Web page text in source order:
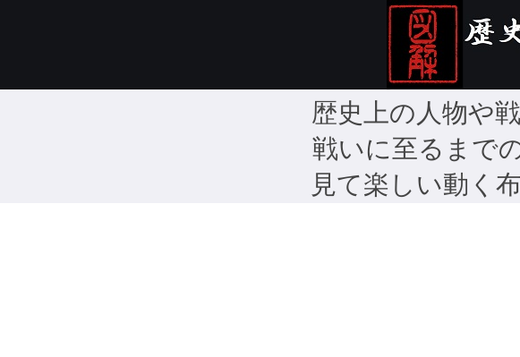
歴史上の人物や
戦いに至るまで
見て楽しい動く